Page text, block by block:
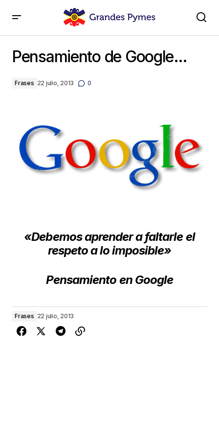
Pensamiento de Google…
Frases 22 julio, 2013 0
«Debemos aprendera faltarle el
respeto a lo imposible»
Pensamiento en Google
Frases 22 julio, 2013